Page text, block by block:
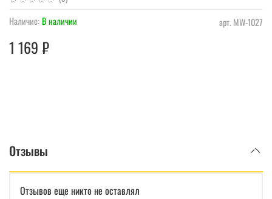
арт.MW-1027
Наличие:В наличии
1 169 ₽
Отзывы
Отзывов еще никто не оставлял